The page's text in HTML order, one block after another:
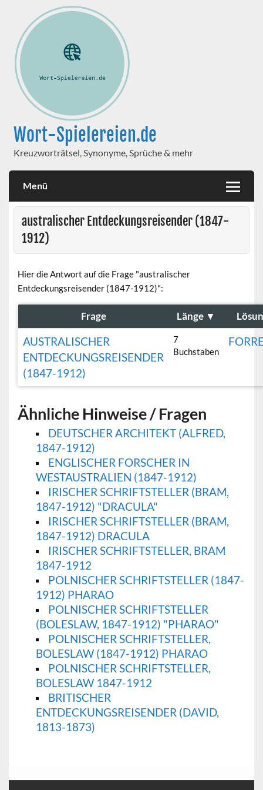
Wort-Spielereien.de
Kreuzworträtsel, Synonyme, Sprüche & mehr
Menü
australischer Entdeckungsreisender (1847-
1912)
Hier die Antwort auf die Frage "australischer
Entdeckungsreisender (1847-1912)":
Frage Länge ▼
AUSTRALISCHER
ENTDECKUNGSREISENDER
(1847-1912)
7
Buchstaben
Ähnliche Hinweise / Fragen
DEUTSCHER ARCHITEKT (ALFRED,
1847-1912)
ENGLISCHER FORSCHER IN
WESTAUSTRALIEN (1847-1912)
IRISCHER SCHRIFTSTELLER (BRAM,
1847-1912) "DRACULA"
IRISCHER SCHRIFTSTELLER (BRAM,
1847-1912) DRACULA
IRISCHER SCHRIFTSTELLER, BRAM
1847-1912
POLNISCHER SCHRIFTSTELLER (1847-
1912) PHARAO
POLNISCHER SCHRIFTSTELLER
(BOLESLAW, 1847-1912) "PHARAO"
POLNISCHER SCHRIFTSTELLER,
BOLESLAW (1847-1912) PHARAO
POLNISCHER SCHRIFTSTELLER,
BOLESLAW 1847-1912
BRITISCHER
ENTDECKUNGSREISENDER (DAVID,
1813-1873)